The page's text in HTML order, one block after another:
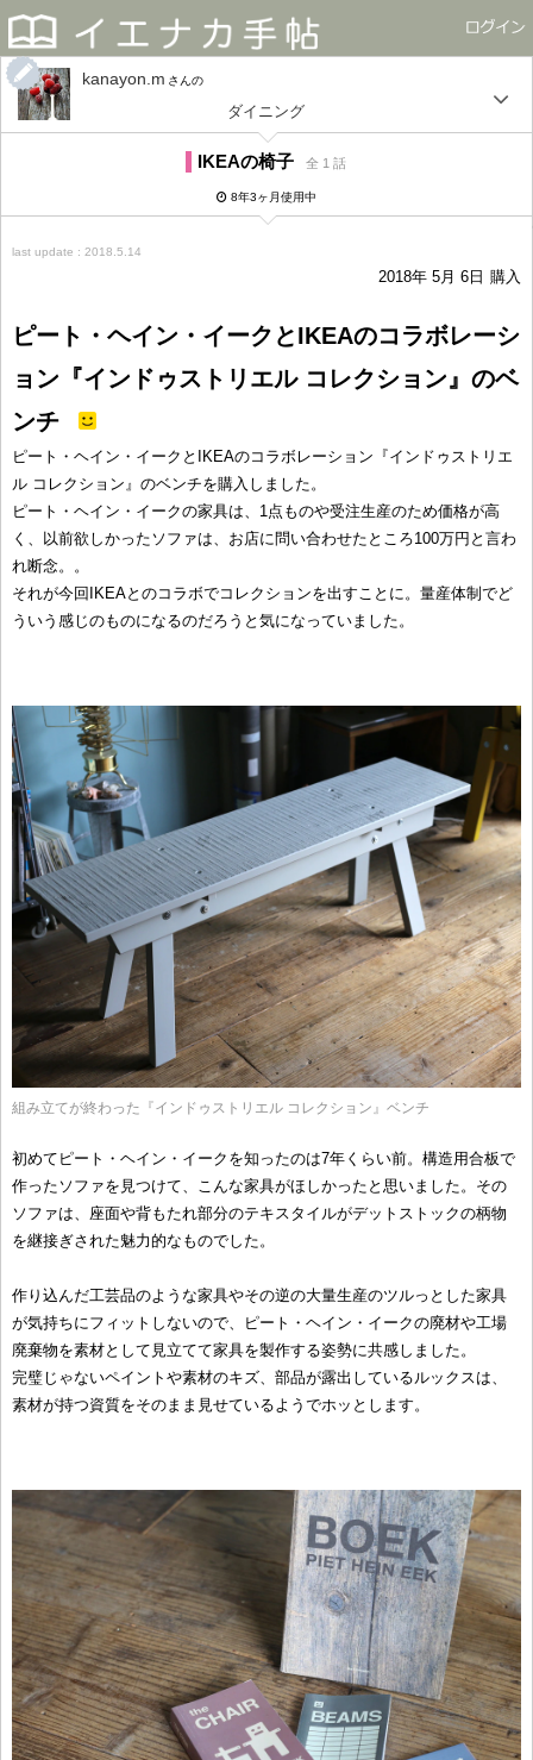
kanayon.m さん
ダイニング
IKEAの椅子 全 1 話
8年3ヶ月使用中
last update : 2018.5.14
2018年 5月 6日 購入
ピート・ヘイン・イークとIKEAのコラボレーシ
ョン『インドゥストリエル コレクション』のベ
ンチ
ピート・ヘイン・イークとIKEAのコラボレーション『インドゥストリエ
ル コレクション』のベンチを購入しました。
ピート・ヘイン・イークの家具は、1点ものや受注生産のため価格が高
く、以前欲しかったソファは、お店に問い合わせたところ100万円と言わ
れ断念。。
それが今回IKEAとのコラボでコレクションを出すことに。量産体制でど
ういう感じのものになるのだろうと気になっていました。
組み立てが終わった『インドゥストリエル コレクション』ベンチ
初めてピート・ヘイン・イークを知ったのは7年くらい前。構造用合板で
作ったソファを見つけて、こんな家具がほしかったと思いました。その
ソファは、座面や背もたれ部分のテキスタイルがデットストックの柄物
を継接ぎされた魅力的なものでした。
作り込んだ工芸品のような家具やその逆の大量生産のツルっとした家具
が気持ちにフィットしないので、ピート・ヘイン・イークの廃材や工場
廃棄物を素材として見立てて家具を製作する姿勢に共感しました。
完璧じゃないペイントや素材のキズ、部品が露出しているルックスは、
素材が持つ資質をそのまま見せているようでホッとします。